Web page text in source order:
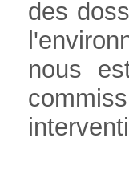
des
nous